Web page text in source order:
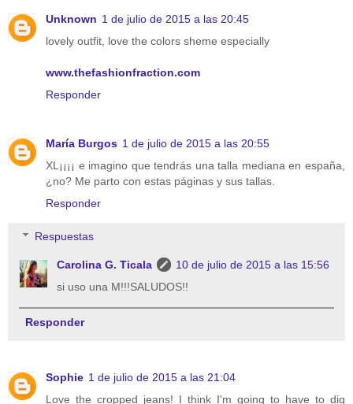
Unknown 1 de julio de 2015 a las 20:45
lovely outfit, love the colors sheme especially
www.thefashionfraction.com
Responder
María Burgos 1 de julio de 2015 a las 20:55
XL¡¡¡¡ e imagino que tendrás una talla mediana en españa,
¿no? Me parto con estas páginas y sus tallas.
Responder
Respuestas
Carolina G. Ticala
10 de julio de 2015 a las 15:56
si uso una M!!!SALUDOS!!
Responder
Sophie 1 de julio de 2015 a las 21:04
Love the cropped jeans! I think I'm going to have to dig